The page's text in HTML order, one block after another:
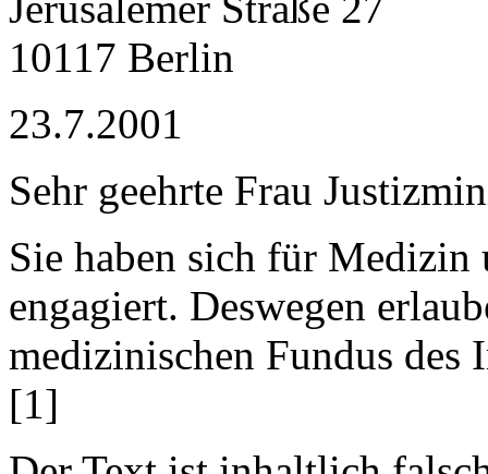
10117 Berlin
23.7.2001
Sehr geehrte Frau
Sie haben sich für Medizin
engagiert. Deswegen
medizinischen Fundus des
[1]